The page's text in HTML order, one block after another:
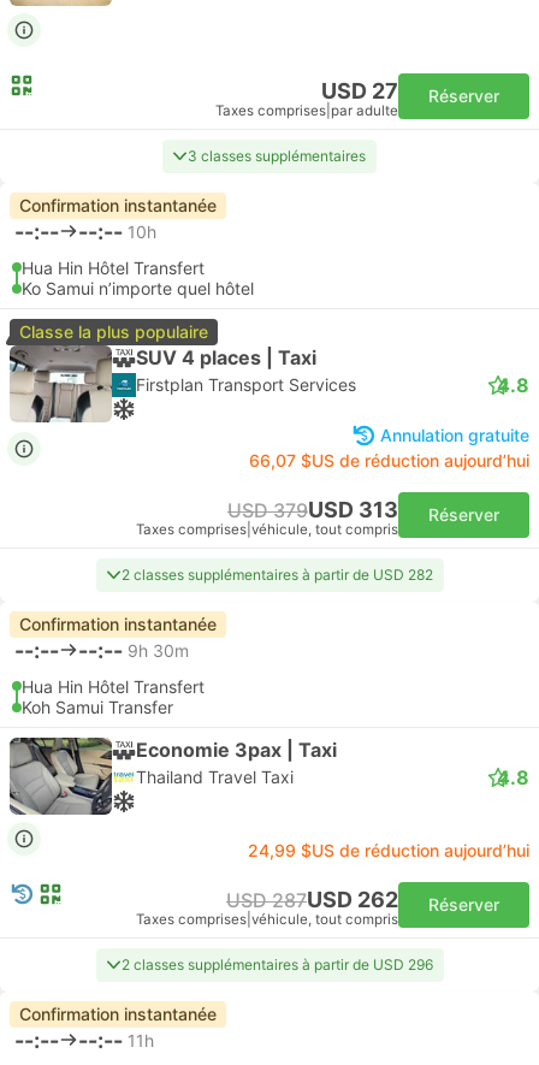
USD 27
Taxes comprises par adulte
Réserver
3 classes supplémentaires
Confirmation instantanée
--:-- --:-- 10h
Hua Hin Hôtel Transfert
Ko Samui n’importe quel hôtel
Classe la plus populaire
SUV 4 places | Taxi
Firstplan Transport Services 4.8
Annulation gratuite
66,07 $US de réduction aujourd’hui
USD 379USD 313
Taxes comprises véhicule, tout compris
Réserver
2 classes supplémentaires à partir de USD 282
Confirmation instantanée
--:-- --:-- 9h 30m
Hua Hin Hôtel Transfert
Koh Samui Transfer
Economie 3pax | Taxi
Thailand Travel Taxi 4.8
24,99 $US de réduction aujourd’hui
USD 287USD 262
Taxes comprises véhicule, tout compris
Réserver
2 classes supplémentaires à partir de USD 296
Confirmation instantanée
--:-- --:-- 11h